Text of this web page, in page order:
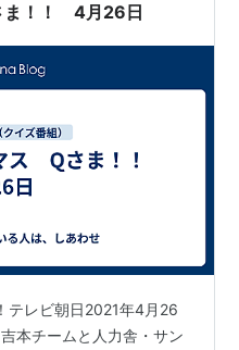
ま！！ 4月26日
テレビ朝日2021年4月26
本チームと人力舎・サン